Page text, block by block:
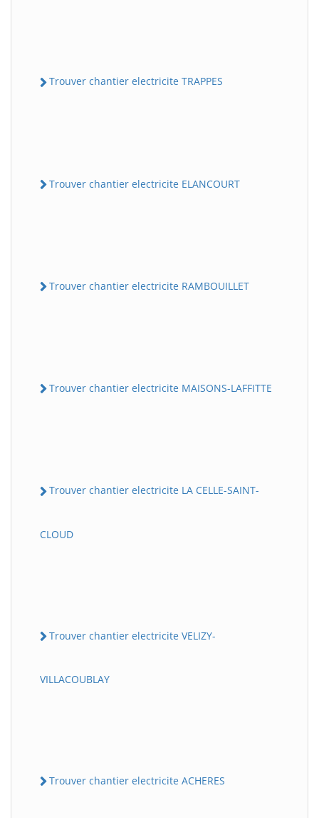
Trouver chantier electricite TRAPPES
Trouver chantier electricite ELANCOURT
Trouver chantier electricite RAMBOUILLET
Trouver chantier electricite MAISONS-LAFFITTE
Trouver chantier electricite LA CELLE-SAINT-
CLOUD
Trouver chantier electricite VELIZY-
VILLACOUBLAY
Trouver chantier electricite ACHERES